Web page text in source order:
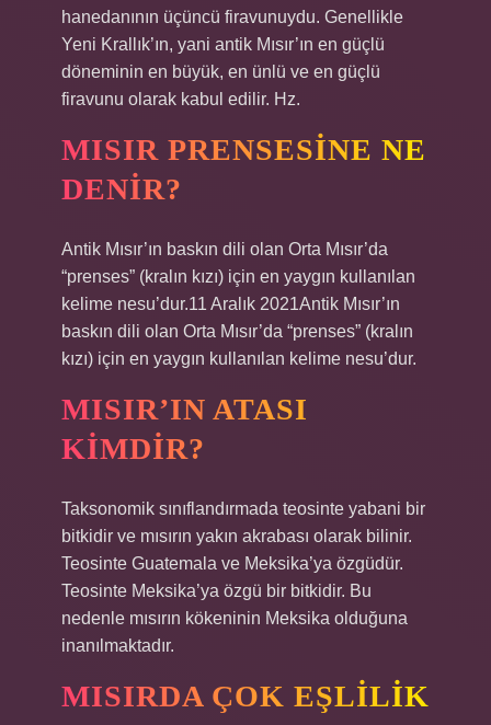
hanedanının üçüncü firavunuydu. Genellikle
Yeni Krallık’ın, yani antik Mısır’ın en güçlü
döneminin en büyük, en ünlü ve en güçlü
firavunu olarak kabul edilir. Hz.
MISIR PRENSESINE NE
DENIR?
Antik Mısır’ın baskın dili olan Orta Mısır’da
“prenses” (kralın kızı) için en yaygın kullanılan
kelime nesu’dur.11 Aralık 2021Antik Mısır’ın
baskın dili olan Orta Mısır’da “prenses” (kralın
kızı) için en yaygın kullanılan kelime nesu’dur.
MISIR’IN ATASI
KIMDIR?
Taksonomik sınıflandırmada teosinte yabani bir
bitkidir ve mısırın yakın akrabası olarak bilinir.
Teosinte Guatemala ve Meksika’ya özgüdür.
Teosinte Meksika’ya özgü bir bitkidir. Bu
nedenle mısırın kökeninin Meksika olduğuna
inanılmaktadır.
MISIRDA ÇOK EŞLILIK